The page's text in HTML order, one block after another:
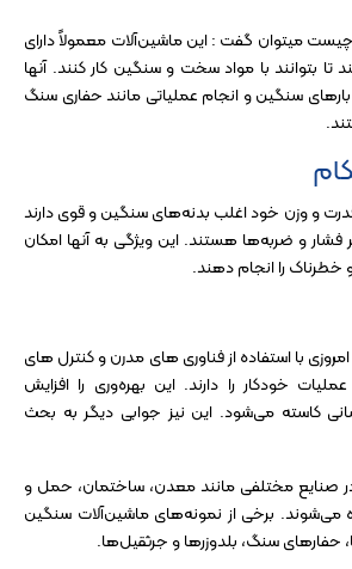
میتوان گفت : این ماشین‌آلات معمولاً دارای
بتوانند با مواد سخت و سنگین کار کنند. آنها
سنگین و انجام عملیاتی مانند حفاری سنگ
و وزن خود اغلب بدنه‌های سنگین و قوی دارند
فشار و ضربه‌ها هستند. این ویژگی به آنها امکان
را انجام دهند.
با استفاده از فناوری های مدرن و کنترل های
خودکار را دارند. این بهره‌وری را افزایش
کاسته می‌شود. این نیز جوابی دیگر به بحث
صنایع مختلفی مانند معدن، ساختمان، حمل و
می‌شوند. برخی از نمونه‌های ماشین‌آلات سنگین
حفارهای سنگ، بلدوزرها و جرثقیل‌ها.